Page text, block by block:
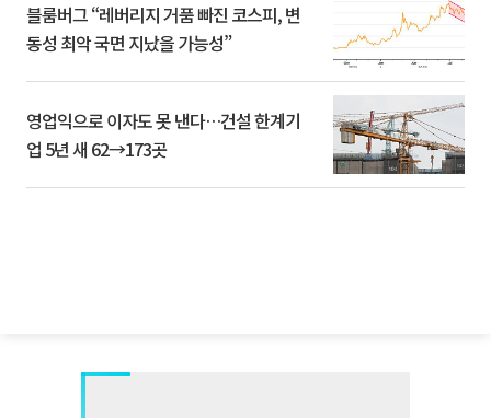
블룸버그 “레버리지 거품 빠진 코스피, 변
동성 최악 국면 지났을 가능성”
영업익으로 이자도 못 낸다…건설 한계기
업 5년 새 62→173곳